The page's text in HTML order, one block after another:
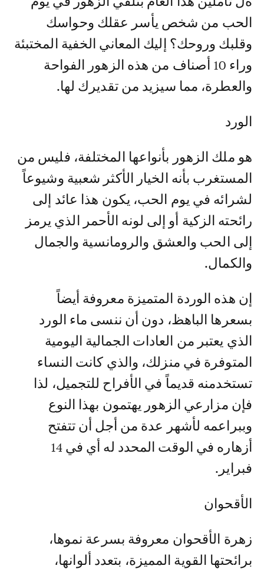
الحب من شخص يأسر عقلك وحواسك
وقلبك وروحك؟ إليك المعاني الخفية المختبئة
وراء 10 أصناف من هذه الزهور الفواحة
والعطرة، مما سيزيد من تقديرك لها.
الورد
هو ملك الزهور بأنواعها المختلفة، فليس من
المستغرب بأنه الخيار الأكثر شعبية وشيوعاً
لشرائه في يوم الحب، يكون هذا عائد إلى
رائحته الزكية أو إلى لونه الأحمر الذي يرمز
إلى الحب والعشق والرومانسية والجمال
والكمال.
إن هذه الوردة المتميزة معروفة أيضاً
بسعرها الباهظ، دون أن ننسى ماء الورد
الذي يعتبر من العادات الجمالية اليومية
المتوفرة في منزلك، والذي كانت النساء
تستخدمنه قديماً في الأفراح للتجميل، لذا
فإن مزارعي الزهور يهتمون بهذا النوع
وببراعمه لأشهر عدة من أجل أن تتفتح
أزهاره في الوقت المحدد له أي في 14
فبراير.
الأقحوان
زهرة الأقحوان معروفة بسرعة نموها،
برائحتها القوية المميزة، بتعدد ألوانها،